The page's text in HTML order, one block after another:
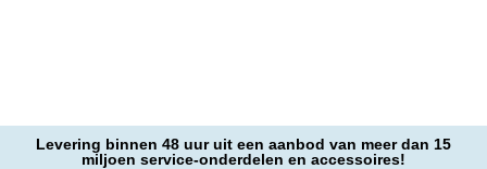
Levering binnen 48 uur uit een aanbod van meer dan 15
miljoen service-onderdelen en accessoires!